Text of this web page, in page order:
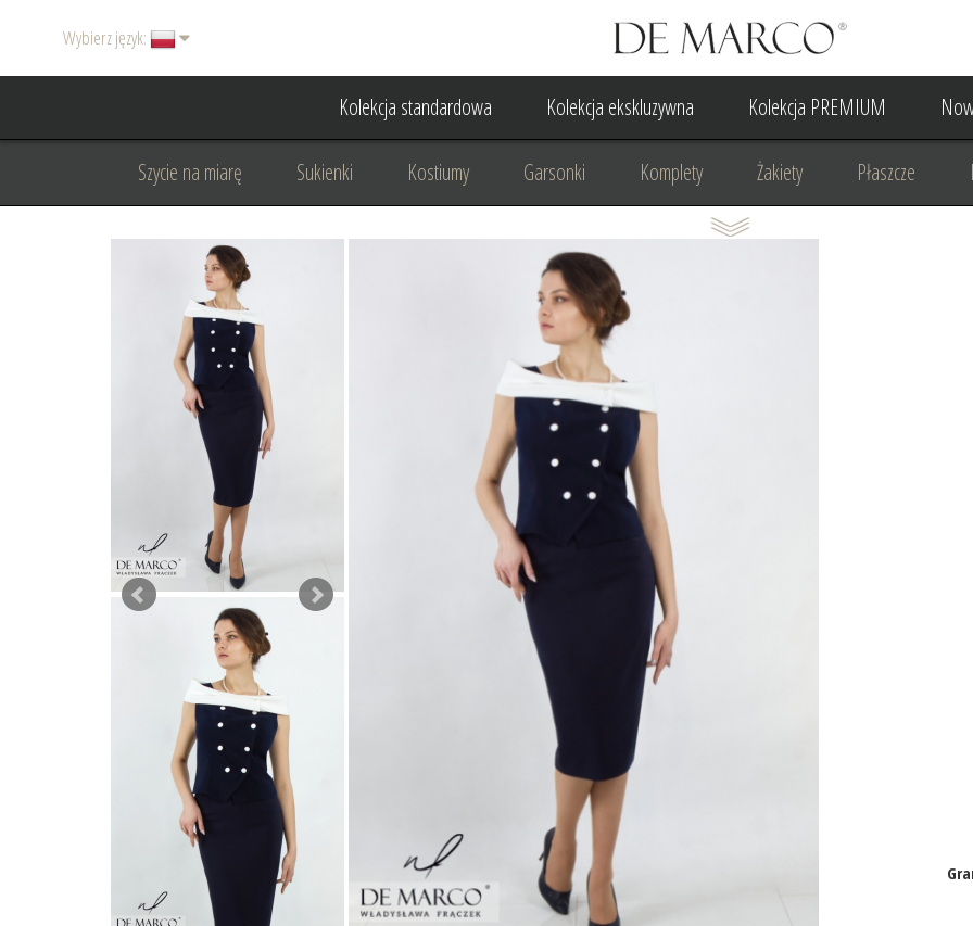
Wybierz język:
Kolekcja standardowa Kolekcja ekskluzywna Kolekcja PREMIUM
Szycie na miarę Sukienki Kostiumy Garsonki Komplety Żakiety Płaszcze
Basic Dodatki Garnitury damskie Suknia Wieczorowa Suknia Ślubna
Odzież wizytowa Odzież biznesowa